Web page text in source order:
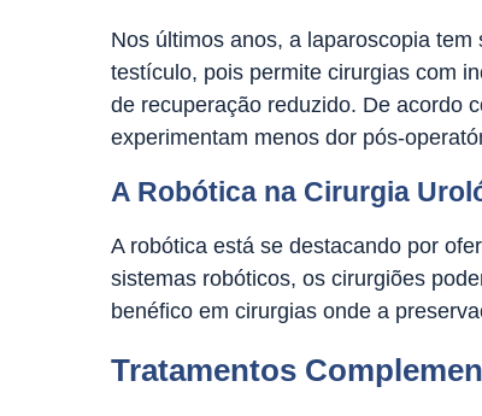
Nos últimos anos, a laparoscopia
testículo, pois permite cirurgias com
de recuperação reduzido. De acordo
experimentam menos dor pós-
A Robótica na Cirurgia
A robótica está se destacando por
sistemas robóticos, os cirurgiões
benéfico em cirurgias onde a
Tratamentos